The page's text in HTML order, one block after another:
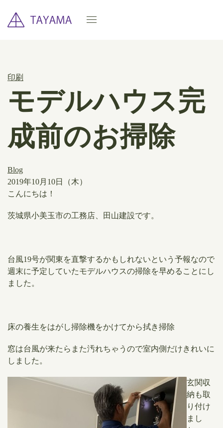
印刷
モデルハウス完
成前のお掃除
Blog
2019年10月10日（木）
こんにちは！
茨城県小美玉市の工務店、田山建設です。
台風19号が関東を直撃するかもしれないという予報なので
週末に予定していたモデルハウスの掃除を早めることにし
ました。
床の養生をはがし掃除機をかけてから拭き掃除
窓は台風が来たらまた汚れちゃうので室内側だけきれいに
しました。
​玄関収
納も取
り付け
まし